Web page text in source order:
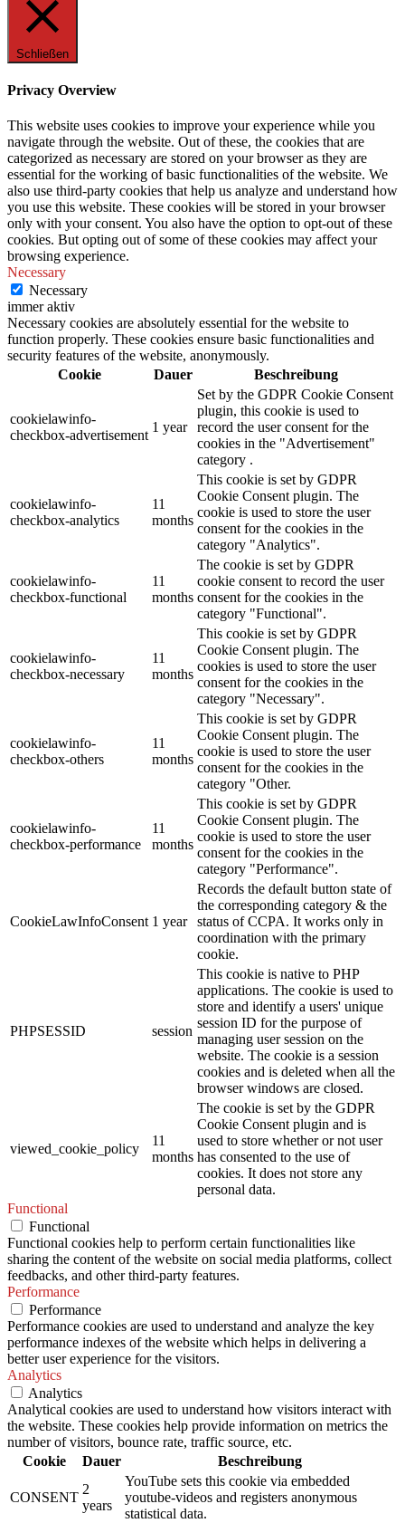
Schließen
Privacy Overview
This website uses cookies to improve your experience while you
navigate through the website. Out of these, the cookies that are
categorized as necessary are stored on your browser as they are
essential for the working of basic functionalities of the website. We
also use third-party cookies that help us analyze and understand how
you use this website. These cookies will be stored in your browser
only with your consent. You also have the option to opt-out of these
cookies. But opting out of some of these cookies may affect your
browsing experience.
Necessary
Necessary
immer aktiv
Necessary cookies are absolutely essential for the website to
function properly. These cookies ensure basic functionalities and
security features of the website, anonymously.
Cookie
Dauer Beschreibung
cookielawinfo-
checkbox-advertisement
1 year
Set by the GDPR Cookie Consent
plugin, this cookie is used to
record the user consent for the
cookies in the "Advertisement"
category .
cookielawinfo-
checkbox-analytics
11
months
This cookie is set by GDPR
Cookie Consent plugin. The
cookie is used to store the user
consent for the cookies in the
category "Analytics".
cookielawinfo-
checkbox-functional
11
months
The cookie is set by GDPR
cookie consent to record the user
consent for the cookies in the
category "Functional".
cookielawinfo-
checkbox-necessary
11
months
This cookie is set by GDPR
Cookie Consent plugin. The
cookies is used to store the user
consent for the cookies in the
category "Necessary".
cookielawinfo-
checkbox-others
11
months
This cookie is set by GDPR
Cookie Consent plugin. The
cookie is used to store the user
consent for the cookies in the
category "Other.
cookielawinfo-
checkbox-performance
11
months
This cookie is set by GDPR
Cookie Consent plugin. The
cookie is used to store the user
consent for the cookies in the
category "Performance".
CookieLawInfoConsent 1 year
Records the default button state of
the corresponding category & the
status of CCPA. It works only in
coordination with the primary
cookie.
PHPSESSID session
This cookie is native to PHP
applications. The cookie is used to
store and identify a users' unique
session ID for the purpose of
managing user session on the
website. The cookie is a session
cookies and is deleted when all the
browser windows are closed.
viewed_cookie_policy
11
months
The cookie is set by the GDPR
Cookie Consent plugin and is
used to store whether or not user
has consented to the use of
cookies. It does not store any
personal data.
Functional
Functional
Functional cookies help to perform certain functionalities like
sharing the content of the website on social media platforms, collect
feedbacks, and other third-party features.
Performance
Performance
Performance cookies are used to understand and analyze the key
performance indexes of the website which helps in delivering a
better user experience for the visitors.
Analytics
Analytics
Analytical cookies are used to understand how visitors interact with
the website. These cookies help provide information on metrics the
number of visitors, bounce rate, traffic source, etc.
Cookie
Dauer Beschreibung
CONSENT
2
years
YouTube sets this cookie via embedded
youtube-videos and registers anonymous
statistical data.